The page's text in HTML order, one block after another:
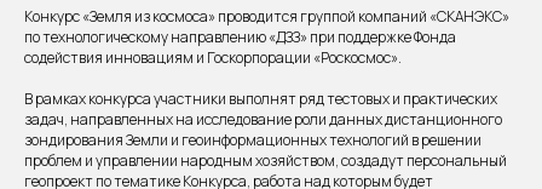
Конкурс «Земля из космоса» проводится группой компаний «СКАНЭКС»
по технологическому направлению «ДЗЗ» при поддержке Фонда
содействия инновациям и Госкорпорации «Роскосмос».
В рамках конкурса участники выполнят ряд тестовых и практических
задач, направленных на исследование роли данных дистанционного
зондирования Земли и геоинформационных технологий в решении
проблем и управлении народным хозяйством, создадут персональный
геопроект по тематике Конкурса, работа над которым будет